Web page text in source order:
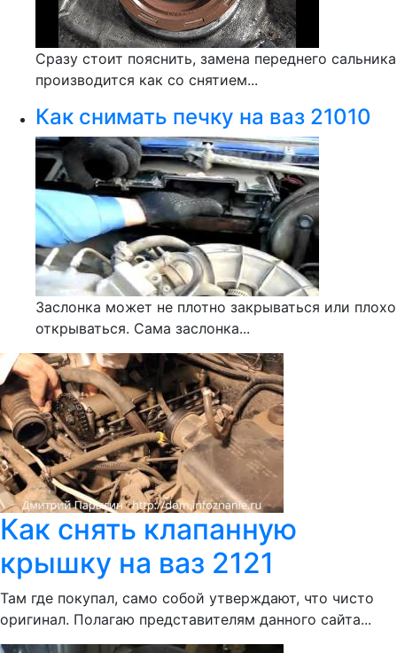
Сразу стоит пояснить, замена переднего сальника
производится как со снятием...
Как снимать печку на ваз 21010
Заслонка может не плотно закрываться или плохо
открываться. Сама заслонка...
Как снять клапанную
крышку на ваз 2121
Там где покупал, само собой утверждают, что чисто
оригинал. Полагаю представителям данного сайта...